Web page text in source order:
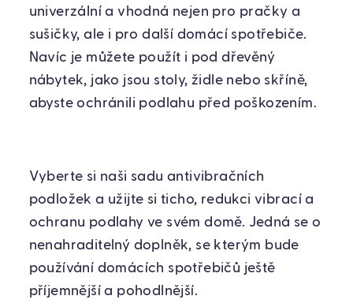
univerzální a vhodná nejen pro pračky a
sušičky, ale i pro další domácí spotřebiče.
Navíc je můžete použít i pod dřevěný
nábytek, jako jsou stoly, židle nebo skříně,
abyste ochránili podlahu před poškozením.
Vyberte si naši sadu antivibračních
podložek a užijte si ticho, redukci vibrací a
ochranu podlahy ve svém domě. Jedná se o
nenahraditelný doplněk, se kterým bude
používání domácích spotřebičů ještě
příjemnější a pohodlnější.